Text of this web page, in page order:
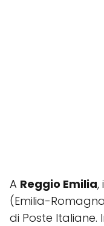
A Reggio Emilia,
(Emilia-
di Poste